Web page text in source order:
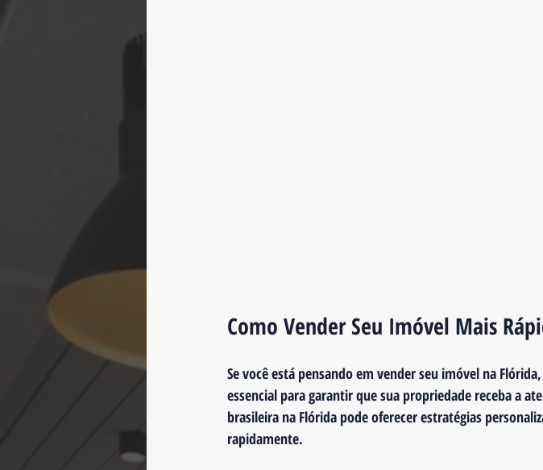
Como Vender Seu Imóvel Mais
Se você está pensando em vender seu imóvel na
essencial para garantir que sua propriedade receba a
brasileira na Flórida pode oferecer estratégias
rapidamente.